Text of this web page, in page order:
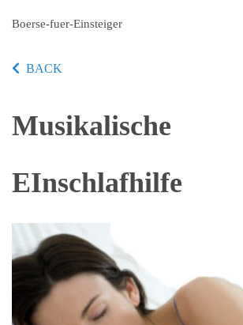
Boerse-fuer-Einsteiger
BACK
Musikalische
EInschlafhilfe